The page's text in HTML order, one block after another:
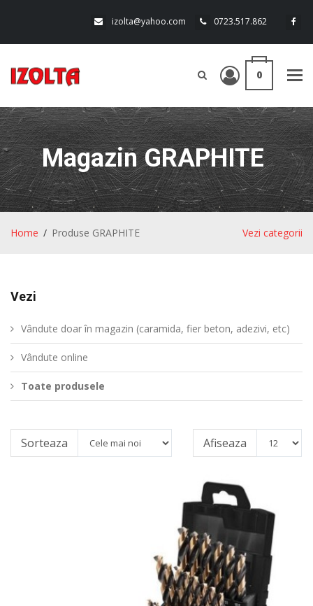
izolta@yahoo.com 0723.517.862
0
Magazin GRAPHITE
Vezi categorii
Home Produse GRAPHITE
Vezi
Vândute doar în magazin (caramida, fier beton, adezivi, etc)
Vândute online
Toate produsele
Sorteaza Afiseaza